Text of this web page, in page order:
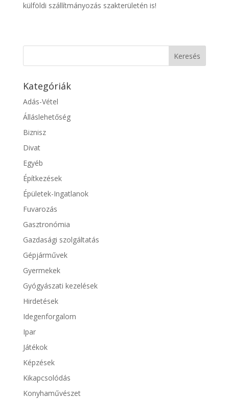
külföldi szállítmányozás szakterületén is!
Kategóriák
Adás-Vétel
Álláslehetőség
Biznisz
Divat
Egyéb
Építkezések
Épületek-Ingatlanok
Fuvarozás
Gasztronómia
Gazdasági szolgáltatás
Gépjárművek
Gyermekek
Gyógyászati kezelések
Hirdetések
Idegenforgalom
Ipar
Játékok
Képzések
Kikapcsolódás
Konyhaművészet